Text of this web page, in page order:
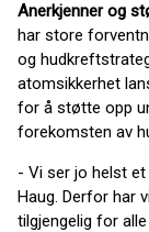
Anerkjenner og
har store
og
atomsikkerhet
for å støtte opp
forekomsten av
- Vi ser jo helst
Haug. Derfor har
tilgjengelig for